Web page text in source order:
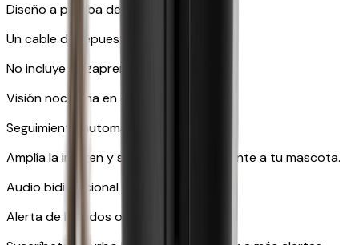
Diseño a prueba de mascotas
Un cable de repuesto gratuito.
No incluye lanzapremios
Visión nocturna en color
Seguimiento automático
Amplía la imagen y sigue automáticamente a tu mascota.
Audio bidireccional en tiempo real
Alerta de ladridos o maullidos